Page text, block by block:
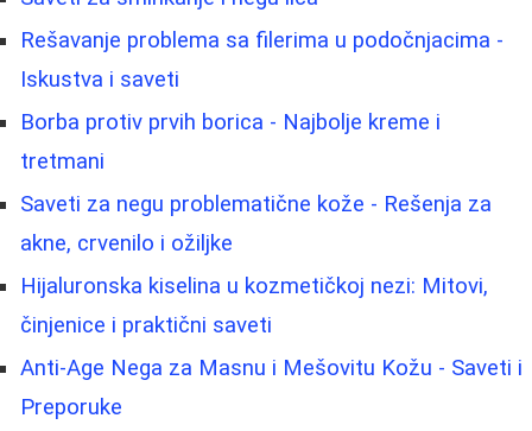
Rešavanje problema sa filerima u podočnjacima -
Iskustva i saveti
Borba protiv prvih borica - Najbolje kreme i
tretmani
Saveti za negu problematične kože - Rešenja za
akne, crvenilo i ožiljke
Hijaluronska kiselina u kozmetičkoj nezi: Mitovi,
činjenice i praktični saveti
Anti-Age Nega za Masnu i Mešovitu Kožu - Saveti i
Preporuke